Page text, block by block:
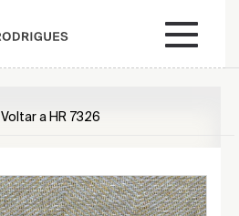
Voltar a HR 7326